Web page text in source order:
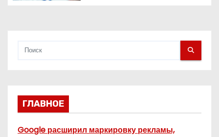
ГЛАВНОЕ
Google расширил маркировку рекламы,